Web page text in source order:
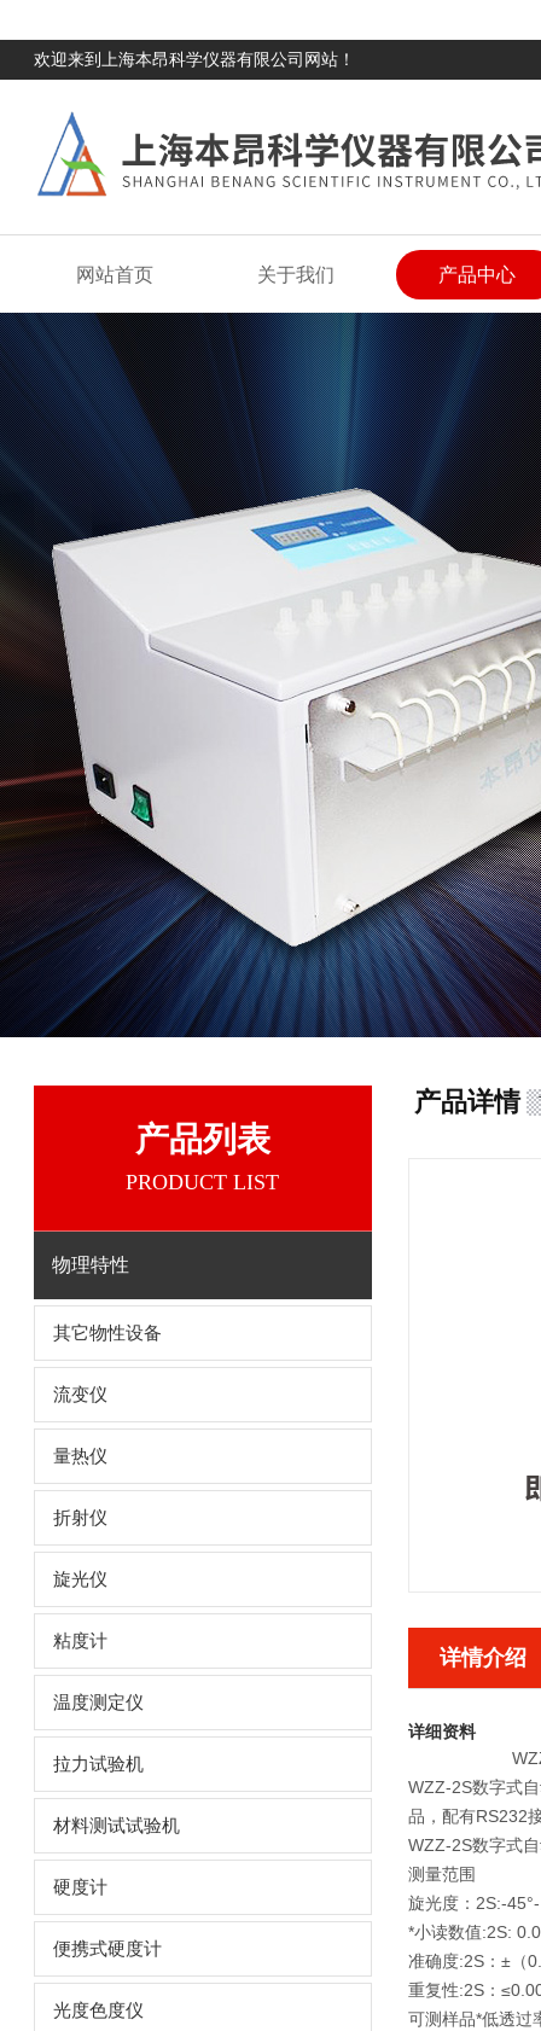
欢迎来到上海本昂科学仪器有限公司网站！
网站首页 关于我们 产品中心
产品列表
PRODUCT LIST
物理特性
其它物性设备
流变仪
量热仪
折射仪
旋光仪
粘度计
温度测定仪
拉力试验机
材料测试试验机
硬度计
便携式硬度计
光度色度仪
产品详情
详情介绍
详细资料
WZZ-2S数字式
品，配有RS232
WZZ-2S数字式
测量范围
旋光度：2S:-
*小读数值:2S:
准确度:2S：±（
重复性:2S：
可测样品*低透过